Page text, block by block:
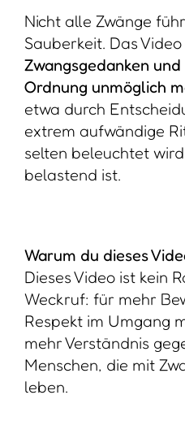
Nicht alle Zwänge
Sauberkeit. Das
Zwangsgedanken
Ordnung unmöglich
etwa durch
extrem aufwändige
selten beleuchtet
belastend ist.
Warum du dieses
Dieses Video ist kein
Weckruf: für mehr
Respekt im Umgang
mehr Verständnis
Menschen, die mit
leben.